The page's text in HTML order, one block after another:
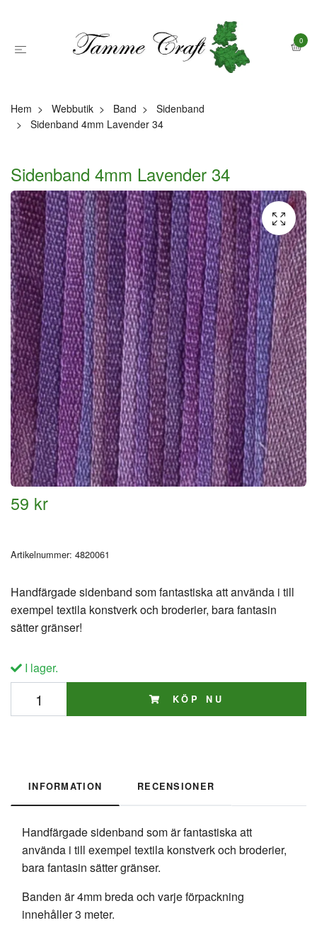
0
Hem Webbutik Band
Sidenband
Sidenband 4mm Lavender 34
Sidenband 4mm Lavender 34
59 kr
Artikelnummer: 4820061
Handfärgade sidenband som fantastiska att använda i till
exempel textila konstverk och broderier, bara fantasin
sätter gränser!
I lager.
KÖP NU
INFORMATION RECENSIONER
Handfärgade sidenband som är fantastiska att
använda i till exempel textila konstverk och broderier,
bara fantasin sätter gränser.
Banden är 4mm breda och varje förpackning
innehåller 3 meter.